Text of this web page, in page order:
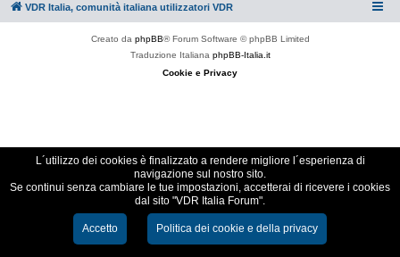
VDR Italia, comunità italiana utilizzatori VDR
Creato da phpBB® Forum Software © phpBB Limited
Traduzione Italiana phpBB-Italia.it
Cookie e Privacy
L´utilizzo dei cookies è finalizzato a rendere migliore l´esperienza di
navigazione sul nostro sito.
Se continui senza cambiare le tue impostazioni, accetterai di ricevere i cookies
dal sito "VDR Italia Forum".
Accetto Politica dei cookie e della privacy